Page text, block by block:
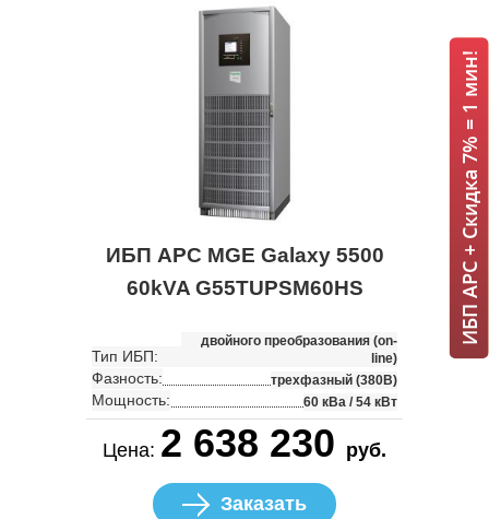
ИБП APC MGE Galaxy 5500
60kVA G55TUPSM60HS
Тип ИБП:
двойного преобразования (on-
line)
Фазность: трехфазный (380В)
Мощность: 60 кВа / 54 кВт
Цена: 2 638 230 руб.
Заказать
ИБП APC + Скидка 7% = 1 мин!